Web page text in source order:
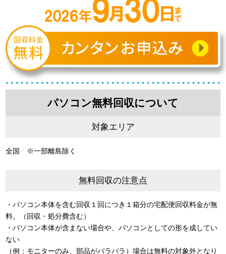
パソコン無料回収について
対象エリア
全国 ※一部離島除く
無料回収の注意点
・パソコン本体を含む回収１回につき１箱分の宅配便回収料金が無
料。（回収・処分費含む）
・パソコン本体が含まない場合や、パソコンとしての形を成してい
ない
（例：モニターのみ、部品がバラバラ）場合は無料の対象外となり